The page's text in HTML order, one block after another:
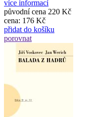
více informací
původní cena 220 Kč
cena: 176 Kč
přidat do košíku
porovnat